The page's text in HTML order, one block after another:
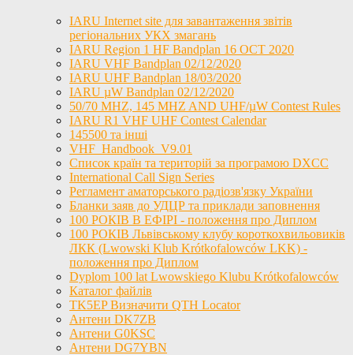
IARU Internet site для завантаження звітів
регіональних УКХ змагань
IARU Region 1 HF Bandplan 16 OCT 2020
IARU VHF Bandplan 02/12/2020
IARU UHF Bandplan 18/03/2020
IARU µW Bandplan 02/12/2020
50/70 MHZ, 145 MHZ AND UHF/µW Contest Rules
IARU R1 VHF UHF Contest Calendar
145500 та інші
VHF_Handbook_V9.01
Список країн та територій за програмою DXCC
International Call Sign Series
Регламент аматорського радіозв'язку України
Бланки заяв до УДЦР та приклади заповнення
100 РОКІВ В ЕФІРІ - положення про Диплом
100 РОКІВ Львівському клубу короткохвильовиків
ЛКК (Lwowski Klub Krótkofalowców LKK) -
положення про Диплом
Dyplom 100 lat Lwowskiego Klubu Krótkofalowców
Каталог файлів
TK5EP Визначити QTH Locator
Антени DK7ZB
Антени G0KSC
Антени DG7YBN